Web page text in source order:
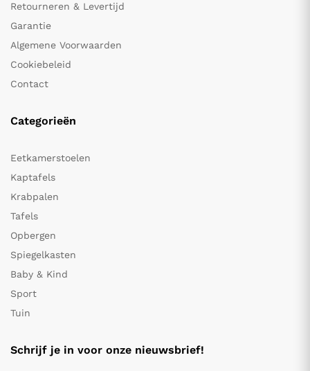
Retourneren & Levertijd
Garantie
Algemene Voorwaarden
Cookiebeleid
Contact
Categorieën
Eetkamerstoelen
Kaptafels
Krabpalen
Tafels
Opbergen
Spiegelkasten
Baby & Kind
Sport
Tuin
Schrijf je in voor onze nieuwsbrief!